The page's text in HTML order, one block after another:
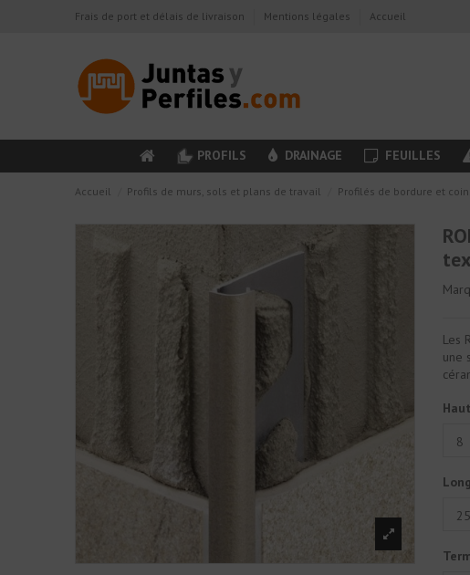
Frais de port et délais de livraison Mentions légales Accueil
PROFILS DRAINAGE FEUILLES
Accueil Profils de murs, sols et plans de travail Profilés de bordure et
Les
une